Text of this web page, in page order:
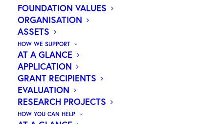
FOUNDATION VALUES
ORGANISATION
ASSETS
HOW WE SUPPORT
AT A GLANCE
APPLICATION
GRANT RECIPIENTS
EVALUATION
RESEARCH PROJECTS
HOW YOU CAN HELP
VERSTEHEN
Metastasen, also die Tochtergeschwülste von
Krebszellen, stellen bei vielen Krebsformen ein
zentrales Problem dar. Als Abkömmlinge des